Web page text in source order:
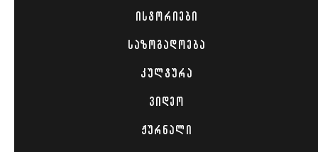
ᲘᲡᲢᲝᲠᲘᲔᲑᲘ
ᲡᲐᲖᲝᲒᲐᲓᲝᲔᲑᲐ
ᲙᲣᲚᲢᲣᲠᲐ
ᲕᲘᲓᲔᲝ
ᲟᲣᲠᲜᲐᲚᲘ